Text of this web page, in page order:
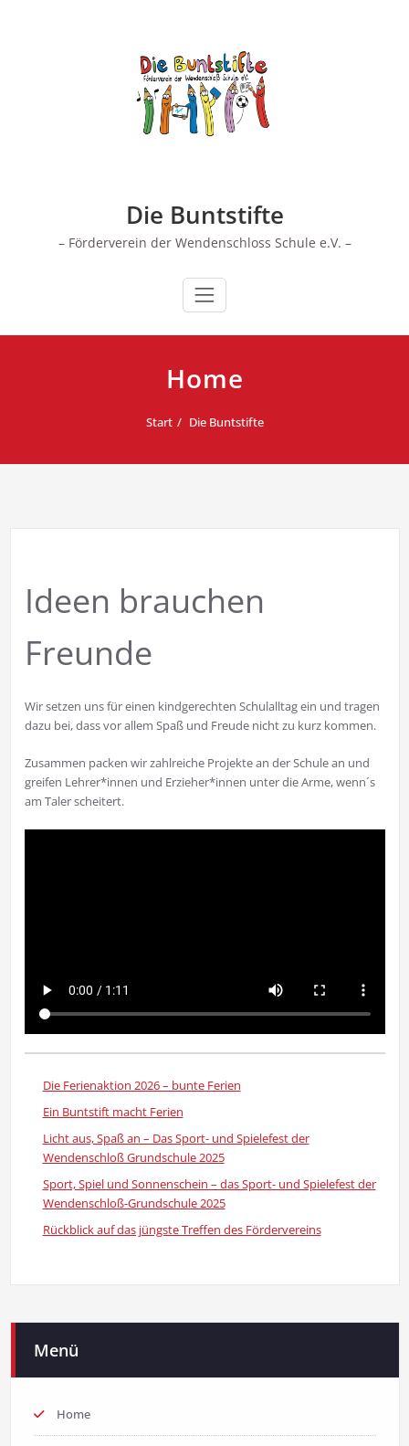
Die Buntstifte
– Förderverein der Wendenschloss Schule e.V. –
Home
Start Die Buntstifte
Ideen brauchen
Freunde
Wir setzen uns für einen kindgerechten Schulalltag ein und tragen
dazu bei, dass vor allem Spaß und Freude nicht zu kurz kommen.
Zusammen packen wir zahlreiche Projekte an der Schule an und
greifen Lehrer*innen und Erzieher*innen unter die Arme, wenn´s
am Taler scheitert.
Die Ferienaktion 2026 – bunte Ferien
Ein Buntstift macht Ferien
Licht aus, Spaß an – Das Sport- und Spielefest der
Wendenschloß Grundschule 2025
Sport, Spiel und Sonnenschein – das Sport- und Spielefest der
Wendenschloß-Grundschule 2025
Rückblick auf das jüngste Treffen des Fördervereins
Menü
Home